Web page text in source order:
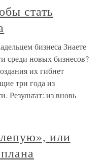
стать
бизнеса Знаете
среди новых бизнесов?
их гибнет
три года из
Результат: из вновь
или